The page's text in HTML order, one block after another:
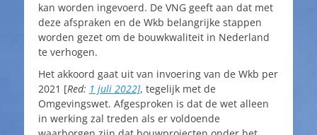
kan worden ingevoerd. De VNG geeft aan dat met
deze afspraken en de Wkb belangrijke stappen
worden gezet om de bouwkwaliteit in Nederland
te verhogen.
Het akkoord gaat uit van invoering van de Wkb per
2021 [Red: 1 juli 2022], tegelijk met de
Omgevingswet. Afgesproken is dat de wet alleen
in werking zal treden als er voldoende